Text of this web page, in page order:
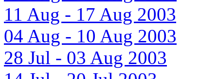
11 Aug - 17 Aug 2003
04 Aug - 10 Aug 2003
28 Jul - 03 Aug 2003